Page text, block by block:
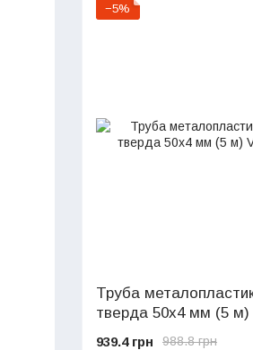
−5%
Труба
тверда 50х4 мм (5 м)
988.8 грн
939.4 грн